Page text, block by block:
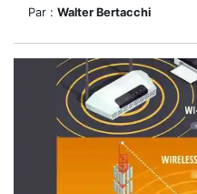
Par : Walter Bertacchi